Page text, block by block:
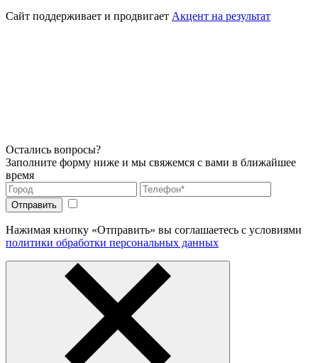
Сайт поддерживает и продвигает Акцент на результат
Остались вопросы?
Заполните форму ниже и мы свяжемся с вами в ближайшее
время
Нажимая кнопку «Отправить» вы соглашаетесь с условиями
политики обработки персональных данных